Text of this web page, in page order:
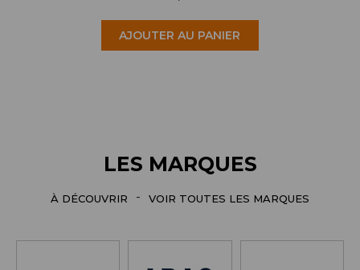
AJOUTER AU PANIER
LES MARQUES
À DÉCOUVRIR - VOIR TOUTES LES MARQUES